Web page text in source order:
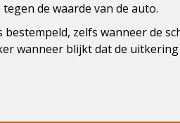
de waarde van de auto.
zelfs wanneer de
wanneer blijkt dat de